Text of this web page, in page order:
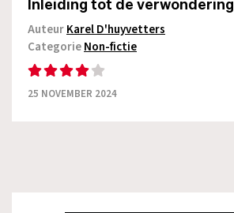
Inleiding tot de verwondering
AuteurKarel D'huyvetters
CategorieNon-fictie
25 NOVEMBER 2024